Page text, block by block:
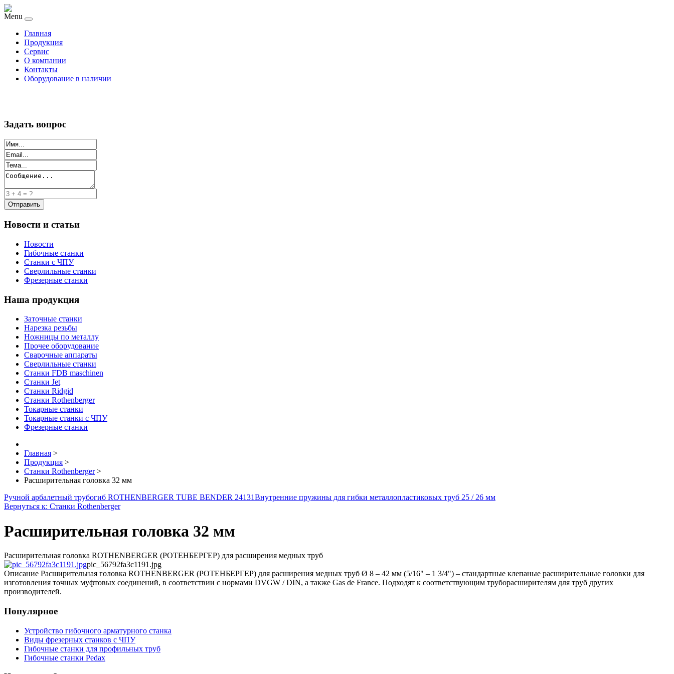
Menu
Главная
Продукция
Сервис
О компании
Контакты
Оборудование в наличии
Задать вопрос
Новости и статьи
Новости
Гибочные станки
Станки с ЧПУ
Сверлильные станки
Фрезерные станки
Наша продукция
Заточные станки
Нарезка резьбы
Ножницы по металлу
Прочее оборудование
Сварочные аппараты
Сверлильные станки
Станки FDB maschinen
Станки Jet
Станки Ridgid
Станки Rothenberger
Токарные станки
Токарные станки с ЧПУ
Фрезерные станки
Главная >
Продукция >
Станки Rothenberger >
Расширительная головка 32 мм
Ручной арбалетный трубогиб ROTHENBERGER TUBE BENDER 24131Внутренние пружины для гибки металлопластиковых труб 25 / 26 мм
Вернуться к: Станки Rothenberger
Расширительная головка 32 мм
Расширительная головка ROTHENBERGER (РОТЕНБЕРГЕР) для расширения медных труб
pic_56792fa3c1191.jpg
Описание Расширительная головка ROTHENBERGER (РОТЕНБЕРГЕР) для расширения медных труб Ø 8 – 42 мм (5/16" – 1 3/4") – стандартные клепаные расширительные головки для
изготовления точных муфтовых соединений, в соответствии с нормами DVGW / DIN, а также Gas de France. Подходят к соответствующим труборасширителям для труб других
производителей.
Популярное
Устройство гибочного арматурного станка
Виды фрезерных станков с ЧПУ
Гибочные станки для профильных труб
Гибочные станки Pedax